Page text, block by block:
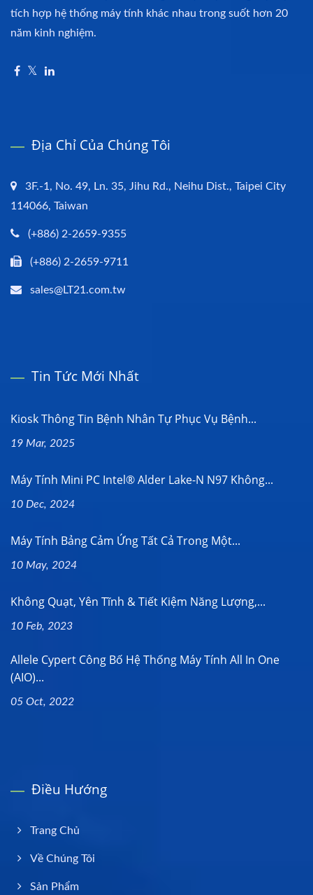
tích hợp hệ thống máy tính khác nhau trong suốt hơn 20
năm kinh nghiệm.
Địa Chỉ Của Chúng Tôi
3F.-1, No. 49, Ln. 35, Jihu Rd., Neihu Dist., Taipei City
114066, Taiwan
(+886) 2-2659-9355
(+886) 2-2659-9711
sales@LT21.com.tw
Tin Tức Mới Nhất
Kiosk Thông Tin Bệnh Nhân Tự Phục Vụ Bệnh...
19 Mar, 2025
Máy Tính Mini PC Intel® Alder Lake-N N97 Không...
10 Dec, 2024
Máy Tính Bảng Cảm Ứng Tất Cả Trong Một...
10 May, 2024
Không Quạt, Yên Tĩnh & Tiết Kiệm Năng Lượng,...
10 Feb, 2023
Allele Cypert Công Bố Hệ Thống Máy Tính All In One
(AIO)...
05 Oct, 2022
Điều Hướng
Trang Chủ
Về Chúng Tôi
Sản Phẩm